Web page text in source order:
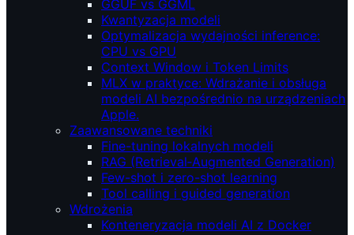
GGUF vs GGML
Kwantyzacja modeli
Optymalizacja wydajności inference:
CPU vs GPU
Context Window i Token Limits
MLX w praktyce: Wdrażanie i obsługa
modeli AI bezpośrednio na urządzeniach
Apple.
Zaawansowane techniki
Fine-tuning lokalnych modeli
RAG (Retrieval‑Augmented Generation)
Few-shot i zero-shot learning
Tool calling i guided generation
Wdrożenia
Konteneryzacja modeli AI z Docker